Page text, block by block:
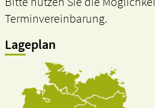
Terminvereinbarung.
Lageplan